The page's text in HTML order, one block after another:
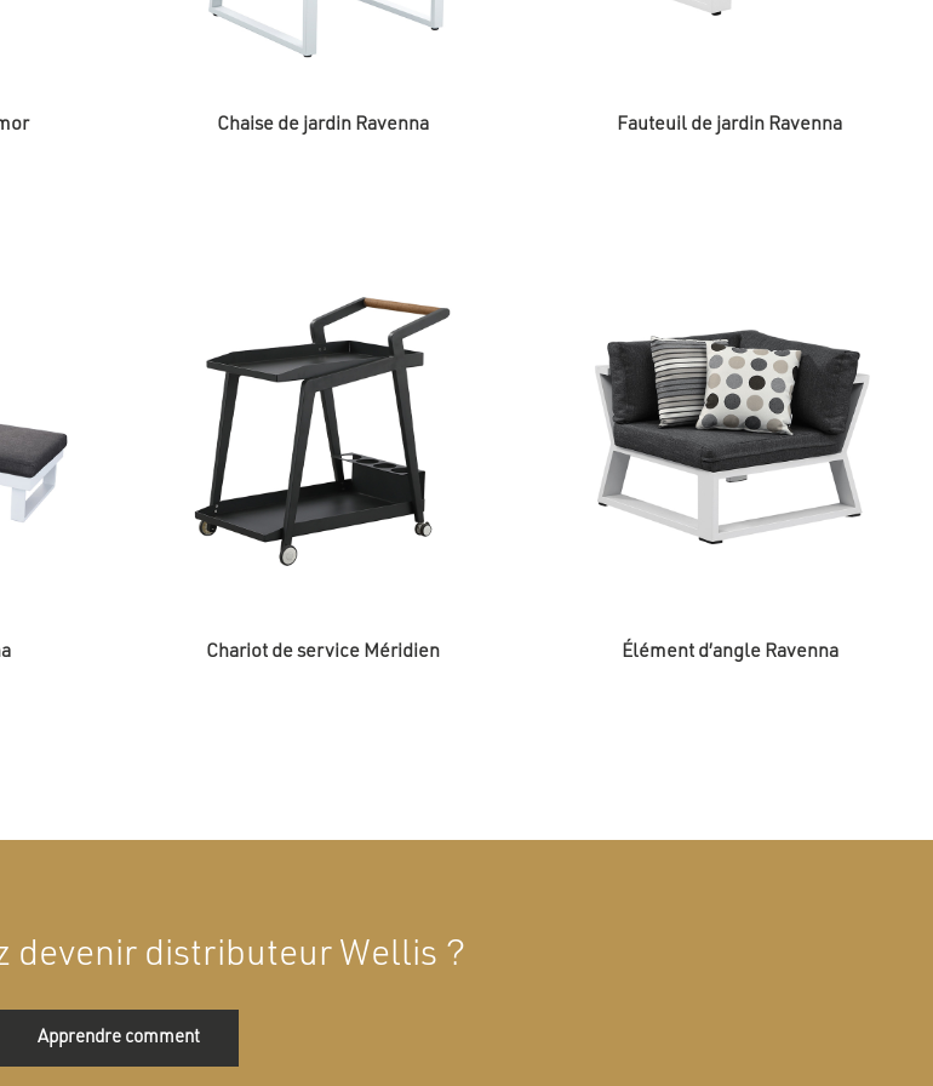
Chaise de jardin Ravenna Fauteuil de jardin Ravenna
Chariot de service Méridien Élément d’angle Ravenna
devenir distributeur Wellis ?
Apprendre comment